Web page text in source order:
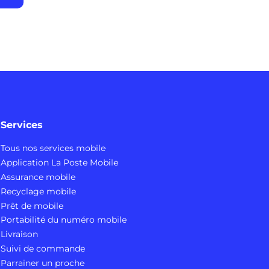
Services
Tous nos services mobile
Application La Poste Mobile
Assurance mobile
Recyclage mobile
Prêt de mobile
Portabilité du numéro mobile
Livraison
Suivi de commande
Parrainer un proche